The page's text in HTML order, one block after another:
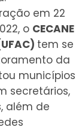
em 22
o CECANE
tem se
da
municípios
secretários,
além de